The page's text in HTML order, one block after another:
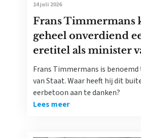
14 juli 2026
Frans Timmermans
geheel onverdiend
eretitel als minister
Frans Timmermans is
van Staat. Waar heeft hij dit
eerbetoon aan te danken?
Lees meer